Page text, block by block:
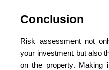
Conclusion
Risk assessment not
your investment but also
on the property. Making